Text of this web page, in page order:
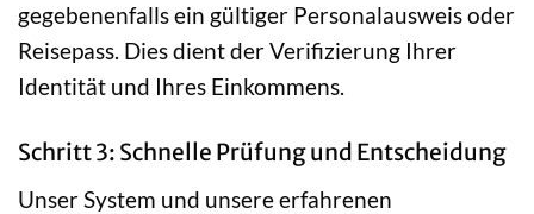
gegebenenfalls ein gültiger Personalausweis oder
Reisepass. Dies dient der Verifizierung Ihrer
Identität und Ihres Einkommens.
Schritt 3: Schnelle Prüfung und Entscheidung
Unser System und unsere erfahrenen